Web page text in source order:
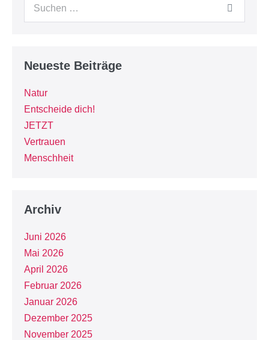
Neueste Beiträge
Natur
Entscheide dich!
JETZT
Vertrauen
Menschheit
Archiv
Juni 2026
Mai 2026
April 2026
Februar 2026
Januar 2026
Dezember 2025
November 2025